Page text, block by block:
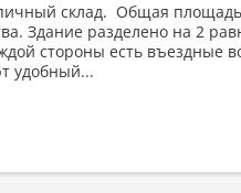
склад. Общая
Здание разделено на 2
стороны есть въездные
удобный...